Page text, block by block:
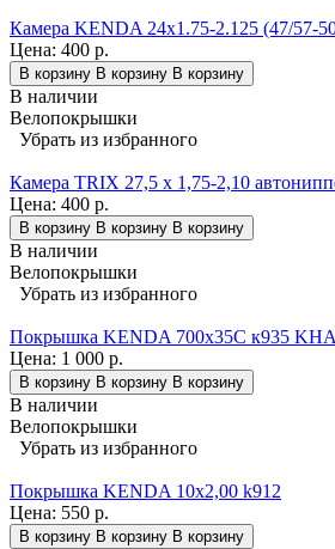
Камера KENDA 24x1.75-2.125 (47/57-
Цена: 400 р.
В корзину В корзину В корзину
В наличии
Велопокрышки
Убрать из избранного
Камера TRIX 27,5 x 1,75-2,10
Цена: 400 р.
В корзину В корзину В корзину
В наличии
Велопокрышки
Убрать из избранного
Покрышка KENDA 700х35С к935
Цена: 1 000 р.
В корзину В корзину В корзину
В наличии
Велопокрышки
Убрать из избранного
Покрышка KENDA 10х2,00 k912
Цена: 550 р.
В корзину В корзину В корзину